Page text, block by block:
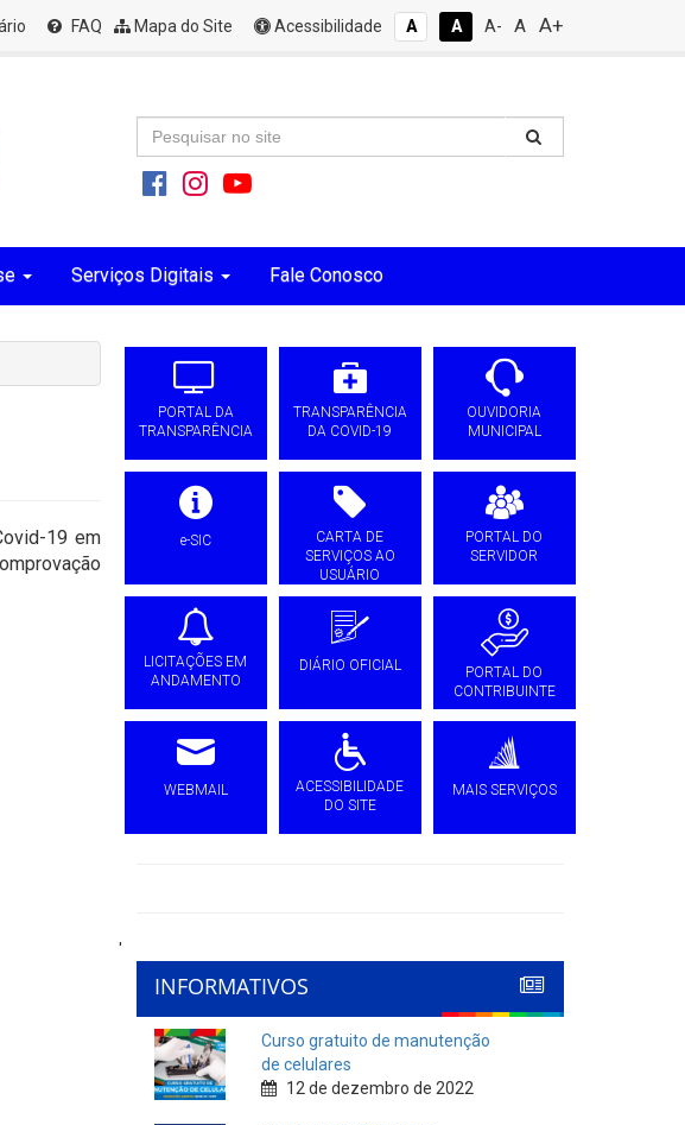
FAQ Mapa do Site Acessibilidade A A A- A A+
Serviços Digitais Fale Conosco
19 em
PORTAL DA
TRANSPARÊNCIA
TRANSPARÊNCIA
DA COVID-19
OUVIDORIA
MUNICIPAL
e-SIC
CARTA DE
SERVIÇOS AO
USUÁRIO
PORTAL DO
SERVIDOR
LICITAÇÕES EM
ANDAMENTO
DIÁRIO OFICIAL
PORTAL DO
CONTRIBUINTE
WEBMAIL
ACESSIBILIDADE
DO SITE
MAIS SERVIÇOS
'
INFORMATIVOS
Curso gratuito de manutenção
de celulares
12 de dezembro de 2022